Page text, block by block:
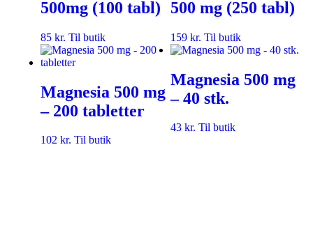
500mg (100 tabl)
85 kr. Til butik
500 mg (250 tabl)
159 kr. Til butik
Magnesia 500 mg
– 200 tabletter
102 kr. Til butik
Magnesia 500 mg
– 40 stk.
43 kr. Til butik